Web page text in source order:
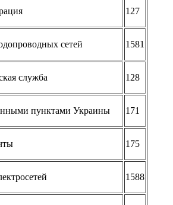
127
сетей 1581
служба 128
пунктами Украины 171
175
1588